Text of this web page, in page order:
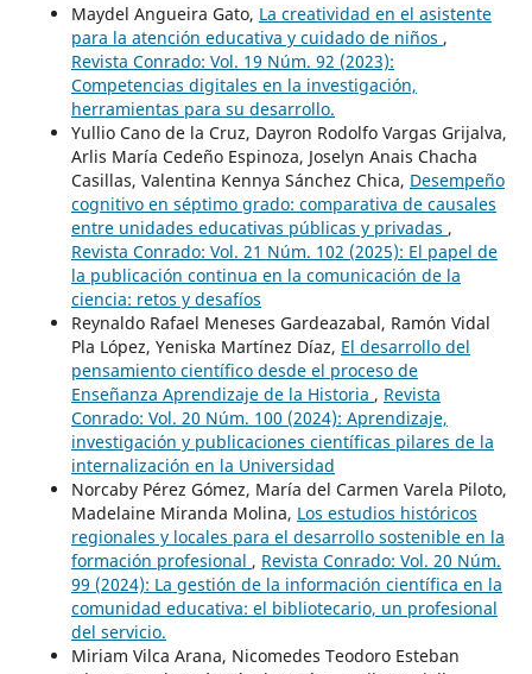
Maydel Angueira Gato, La creatividad en el asistente
para la atención educativa y cuidado de niños ,
Revista Conrado: Vol. 19 Núm. 92 (2023):
Competencias digitales en la investigación,
herramientas para su desarrollo.
Yullio Cano de la Cruz, Dayron Rodolfo Vargas Grijalva,
Arlis María Cedeño Espinoza, Joselyn Anais Chacha
Casillas, Valentina Kennya Sánchez Chica, Desempeño
cognitivo en séptimo grado: comparativa de causales
entre unidades educativas públicas y privadas ,
Revista Conrado: Vol. 21 Núm. 102 (2025): El papel de
la publicación continua en la comunicación de la
ciencia: retos y desafíos
Reynaldo Rafael Meneses Gardeazabal, Ramón Vidal
Pla López, Yeniska Martínez Díaz, El desarrollo del
pensamiento científico desde el proceso de
Enseñanza Aprendizaje de la Historia , Revista
Conrado: Vol. 20 Núm. 100 (2024): Aprendizaje,
investigación y publicaciones científicas pilares de la
internalización en la Universidad
Norcaby Pérez Gómez, María del Carmen Varela Piloto,
Madelaine Miranda Molina, Los estudios históricos
regionales y locales para el desarrollo sostenible en la
formación profesional , Revista Conrado: Vol. 20 Núm.
99 (2024): La gestión de la información científica en la
comunidad educativa: el bibliotecario, un profesional
del servicio.
Miriam Vilca Arana, Nicomedes Teodoro Esteban